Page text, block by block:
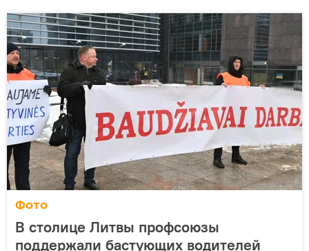
Фото
В столице Литвы профсоюзы
поддержали бастующих водителей